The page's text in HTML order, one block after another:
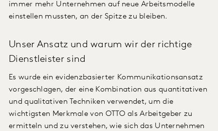
immer mehr Unternehmen auf neue Arbeitsmodelle
einstellen mussten, an der Spitze zu bleiben.
Unser Ansatz und warum wir der richtige
Dienstleister sind
Es wurde ein evidenzbasierter Kommunikationsansatz
vorgeschlagen, der eine Kombination aus quantitativen
und qualitativen Techniken verwendet, um die
wichtigsten Merkmale von OTTO als Arbeitgeber zu
ermitteln und zu verstehen, wie sich das Unternehmen